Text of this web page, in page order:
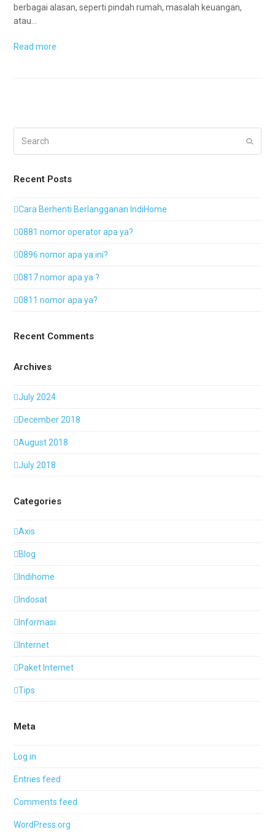
berbagai alasan, seperti pindah rumah, masalah keuangan,
atau…
Read more
Recent Posts
Cara Berhenti Berlangganan IndiHome
0881 nomor operator apa ya?
0896 nomor apa ya ini?
0817 nomor apa ya ?
0811 nomor apa ya?
Recent Comments
Archives
July 2024
December 2018
August 2018
July 2018
Categories
Axis
Blog
Indihome
Indosat
Informasi
Internet
Paket Internet
Tips
Meta
Log in
Entries feed
Comments feed
WordPress.org